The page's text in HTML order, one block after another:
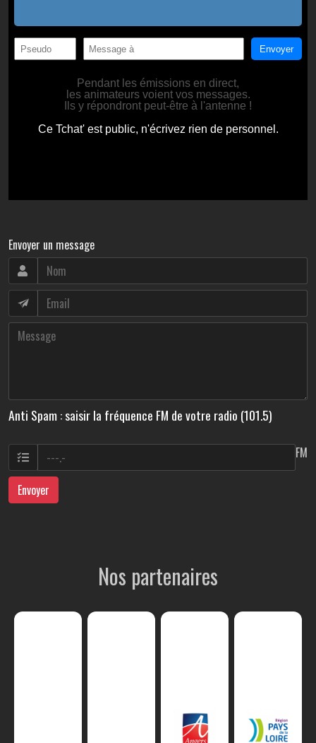
Envoyer un message
Anti Spam : saisir la fréquence FM de votre radio (101.5)
FM
Envoyer
Nos partenaires